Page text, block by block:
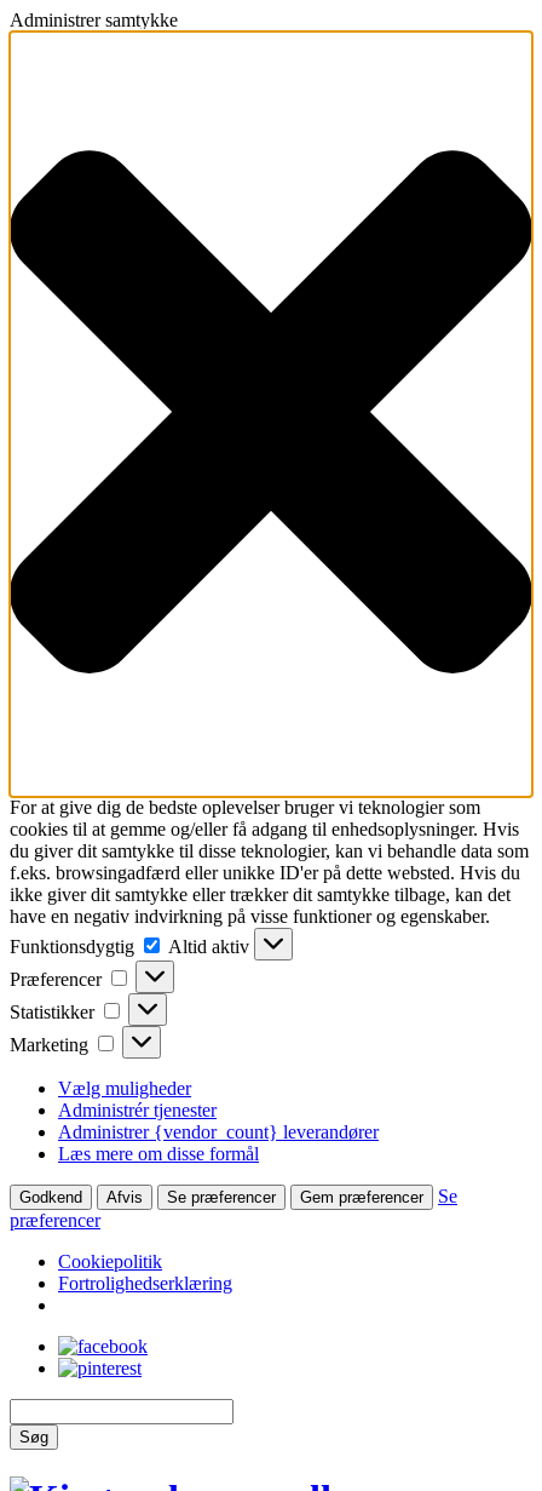
Administrer samtykke
For at give dig de bedste oplevelser bruger vi teknologier som
cookies til at gemme og/eller få adgang til enhedsoplysninger. Hvis
du giver dit samtykke til disse teknologier, kan vi behandle data som
f.eks. browsingadfærd eller unikke ID'er på dette websted. Hvis du
ikke giver dit samtykke eller trækker dit samtykke tilbage, kan det
have en negativ indvirkning på visse funktioner og egenskaber.
Funktionsdygtig
Funktionsdygtig
Altid aktiv
Præferencer
Præferencer
Statistikker Statistikker
Marketing Marketing
Vælg muligheder
Administrér tjenester
Administrer {vendor_count} leverandører
Læs mere om disse formål
Godkend Afvis Se præferencer Gem præferencer
Se
præferencer
Cookiepolitik
Fortrolighedserklæring
Søg